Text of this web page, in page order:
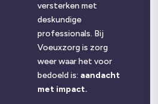
versterken met
deskundige
professionals. Bij
Voeuxzorg is zorg
weer waar het voor
bedoeld is: aandacht
met impact.